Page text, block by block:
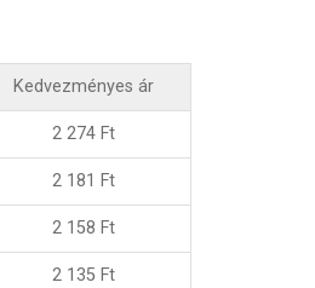
Kedvezményes ár
2 274 Ft
2 181 Ft
2 158 Ft
2 135 Ft